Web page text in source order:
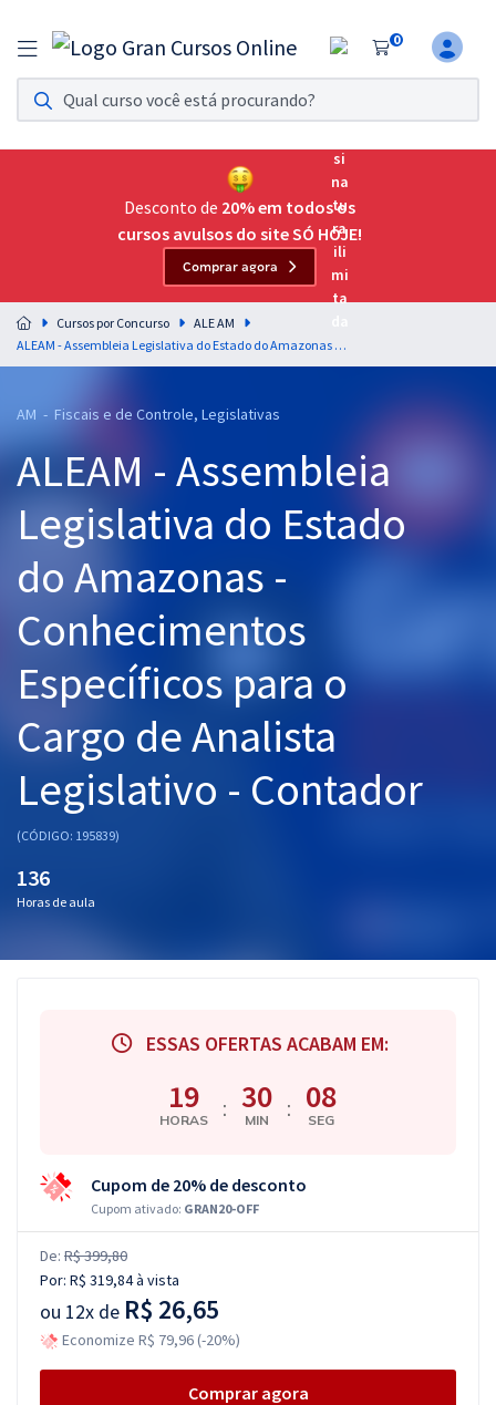
0
Assinatura Ilimitada 11
Acesso a todos os cursos. Teste grátis por 7 dias!
Assinatura OAB Até Passar
Acesso ilimitado a toda preparação para o Exame da
Residências Multiprofissionais
Preparação completa e intensiva para as principais
residências em saúde do Brasil
Cursos 20% OFF
Pós
Graduação
OAB
Questões grátis
Desconto de 20% em todos os
cursos avulsos do site SÓ HOJE!
Comprar agora
Cursos por Concurso
ALE AM
ALEAM - Assembleia Legislativa do Estado do Amazonas - Conhecimentos Específicos para o Cargo de Analista Legislativo - Contador
AM - Fiscais e de Controle, Legislativas
ALEAM - Assembleia
Legislativa do Estado
do Amazonas -
Conhecimentos
Específicos para o
Cargo de Analista
Legislativo - Contador
(CÓDIGO: 195839)
136
Horas de aula
ESSAS OFERTAS ACABAM EM:
19
HORAS : 30
MIN : 07
SEG
Cupom de 20% de desconto
Cupom ativado: GRAN20-OFF
De: R$ 399,80
Por: R$ 319,84à vista
ou 12x de R$ 26,65
Economize R$ 79,96 (-20%)
Comprar agora